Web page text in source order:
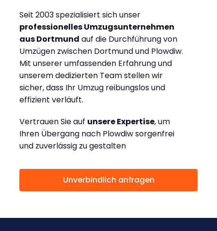
Seit 2003 spezialisiert sich unser
professionelles Umzugsunternehmen
aus Dortmund auf die Durchführung von
Umzügen zwischen Dortmund und Plowdiw.
Mit unserer umfassenden Erfahrung und
unserem dedizierten Team stellen wir
sicher, dass Ihr Umzug reibungslos und
effizient verläuft.
Vertrauen Sie auf unsere Expertise, um
Ihren Übergang nach Plowdiw sorgenfrei
und zuverlässig zu gestalten
Unverbindlich anfragen